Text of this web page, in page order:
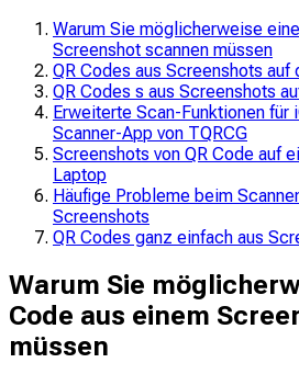
Warum Sie möglicherweise
Screenshot scannen müssen
QR Codes aus Screenshots auf
QR Codes s aus Screenshots
Erweiterte Scan-Funktionen für
Scanner-App von TQRCG
Screenshots von QR Code auf
Laptop
Häufige Probleme beim
Screenshots
QR Codes ganz einfach aus
Warum Sie
Code aus einem
müssen